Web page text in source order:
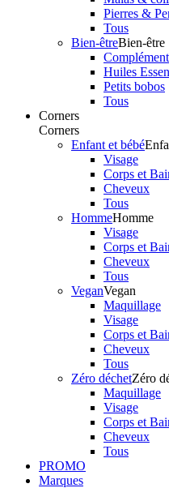
Pierres &
Tous
Bien-êtreBien-être
Huiles
Petits bobos
Tous
Corners
Corners
Enfant et bébé
Visage
Corps et
Cheveux
Tous
HommeHomme
Visage
Corps et
Cheveux
Tous
VeganVegan
Maquillage
Visage
Corps et
Cheveux
Tous
Zéro déchetZéro
Maquillage
Visage
Corps et
Cheveux
Tous
PROMO
Marques